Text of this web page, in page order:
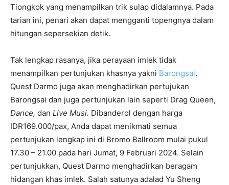
Tiongkok yang menampilkan trik sulap didalamnya. Pada
tarian ini, penari akan dapat mengganti topengnya dalam
hitungan sepersekian detik.
Tak lengkap rasanya, jika perayaan imlek tidak
menampilkan pertunjukan khasnya yakni Barongsai.
Quest Darmo juga akan menghadirkan pertujukan
Barongsai dan juga pertunjukan lain seperti Drag Queen,
Dance, dan Live Musi. Dibanderol dengan harga
IDR169.000/pax, Anda dapat menikmati semua
pertunjukan lengkap ini di Bromo Ballroom mulai pukul
17.30 – 21.00 pada hari Jumat, 9 Februari 2024. Selain
pertunjukkan, Quest Darmo menghadirkan beragam
hidangan khas imlek. Salah satunya adalad Yu Sheng